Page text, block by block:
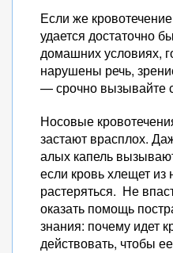
Если же
удается достаточно
домашних условиях,
нарушены речь,
— срочно вызывайте
Носовые
застают врасплох.
алых капель
если кровь хлещет из
растеряться. Не
оказать помощь
знания: почему идет
действовать, чтобы